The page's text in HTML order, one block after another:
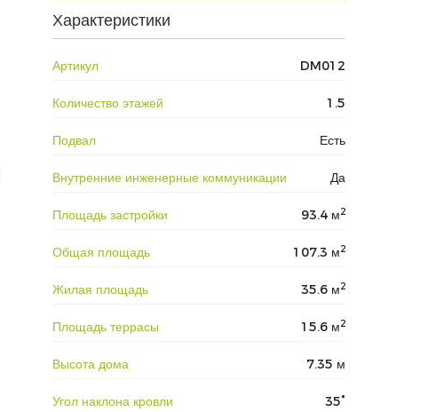
Характеристики
Артикул DM012
Количество этажей 1.5
Подвал Есть
Внутренние инженерные коммуникации Да
Площадь застройки 93.4 м2
Общая площадь 107.3 м2
Жилая площадь 35.6 м2
Площадь террасы 15.6 м2
Высота дома 7.35 м
Угол наклона кровли 35°